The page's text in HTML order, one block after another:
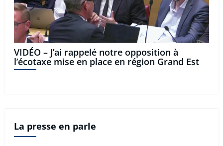
VIDÉO – J’ai rappelé notre opposition à
l’écotaxe mise en place en région Grand Est
La presse en parle